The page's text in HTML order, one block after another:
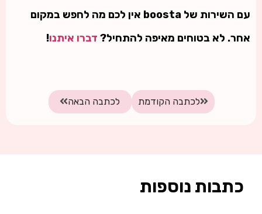
עם השירות של boosta אין לכם מה לחפש במקום
אחר. לא בטוחים מאיפה להתחיל? דברו איתנו!
לכתבה הקודמת לכתבה הבאה
כתבות נוספות